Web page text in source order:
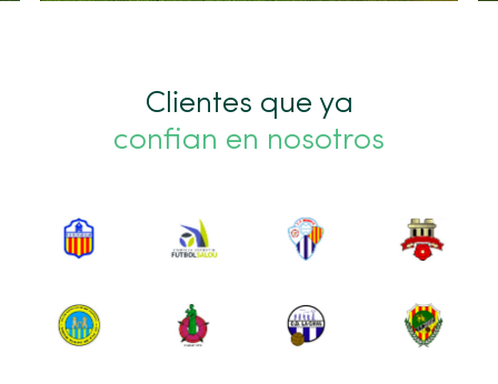
Clientes que ya
confian en nosotros